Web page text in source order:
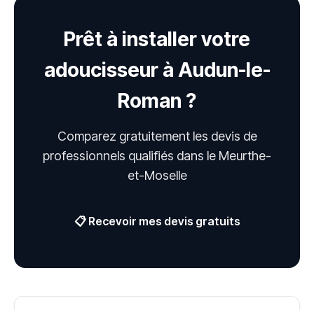
Prêt à installer votre
adoucisseur à Audun-le-
Roman ?
Comparez gratuitement les devis de
professionnels qualifiés dans le Meurthe-
et-Moselle
📋 Recevoir mes devis gratuits